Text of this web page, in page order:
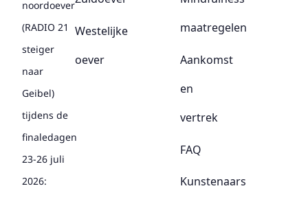
noordoever
(RADIO 21
steiger
naar
Geibel)
tijdens de
finaledagen
23-26 juli
2026:
Westelijke
oever
maatregelen
Aankomst
en
vertrek
FAQ
Kunstenaars